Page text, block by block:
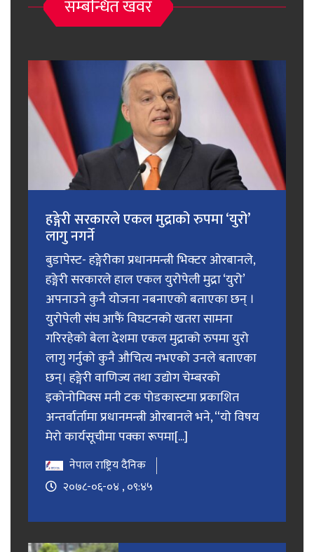
सम्बन्धित खवर
हङ्गेरी सरकारले एकल मुद्राको रुपमा ‘युरो’
लागु नगर्ने
बुडापेस्ट- हङ्गेरीका प्रधानमन्त्री भिक्टर ओरबानले,
हङ्गेरी सरकारले हाल एकल युरोपेली मुद्रा ‘युरो’
अपनाउने कुनै योजना नबनाएको बताएका छन् ।
युरोपेली संघ आफैं विघटनको खतरा सामना
गरिरहेको बेला देशमा एकल मुद्राको रुपमा युरो
लागु गर्नुको कुनै औचित्य नभएको उनले बताएका
छन्। हङ्गेरी वाणिज्य तथा उद्योग चेम्बरको
इकोनोमिक्स मनी टक पोडकास्टमा प्रकाशित
अन्तर्वार्तामा प्रधानमन्त्री ओरबानले भने, “यो विषय
मेरो कार्यसूचीमा पक्का रूपमा[...]
नेपाल राष्ट्रिय दैनिक
२०७८-०६-०४ , ०९:४५